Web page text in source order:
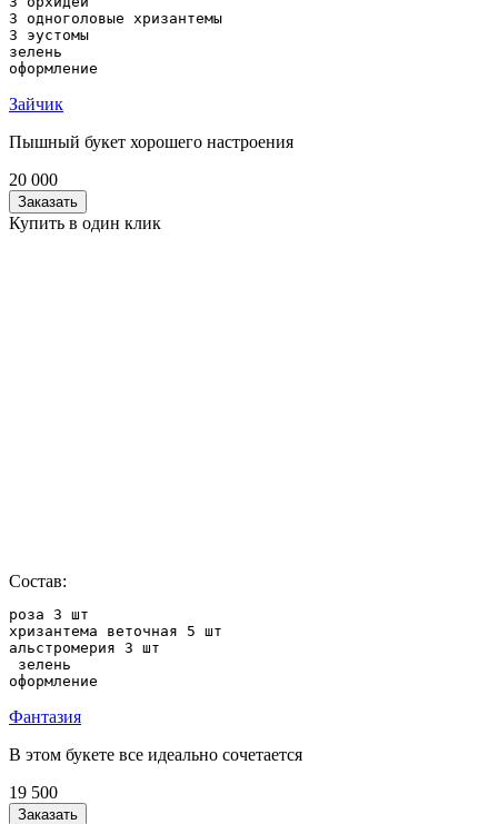
3 одноголовые хризантемы
3 эустомы
зелень
оформление
Зайчик
Пышный букет хорошего настроения
20 000
Заказать
Купить в один клик
Состав:
роза 3 шт
хризантема веточная 5 шт
альстромерия 3 шт
зелень
оформление
Фантазия
В этом букете все идеально сочетается
19 500
Заказать